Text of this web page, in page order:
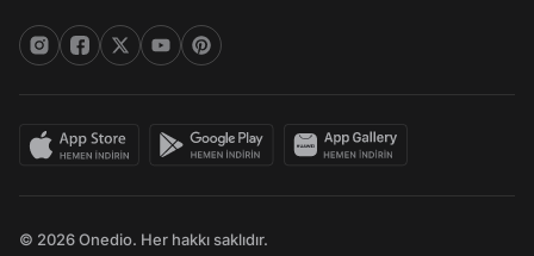
© 2026 Onedio. Her hakkı saklıdır.